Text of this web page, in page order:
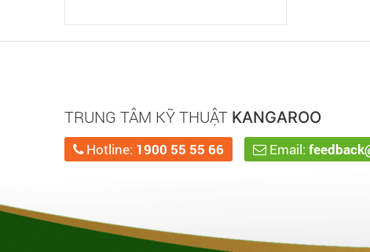
TRUNG TÂM KỸ THUẬT KANGAROO
Hotline: 1900 55 55 66 Email: